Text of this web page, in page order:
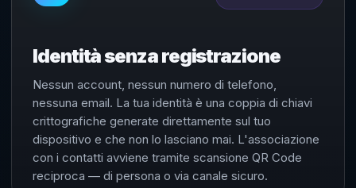
Identità senza registrazione
Nessun account, nessun numero di telefono,
nessuna email. La tua identità è una coppia di chiavi
crittografiche generate direttamente sul tuo
dispositivo e che non lo lasciano mai. L'associazione
con i contatti avviene tramite scansione QR Code
reciproca — di persona o via canale sicuro.